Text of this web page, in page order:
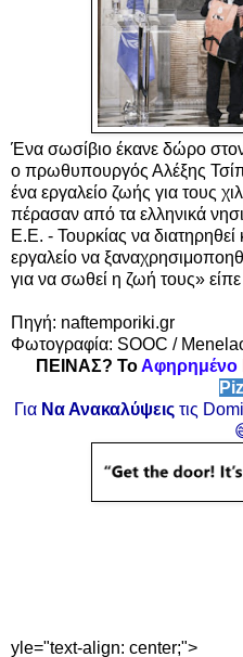
Ένα σωσίβιο έκανε δώρο
ο πρωθυπουργός Αλέξης
ένα εργαλείο ζωής για τους
πέρασαν από τα ελληνικά
Ε.Ε. - Τουρκίας να διατηρηθεί
εργαλείο να
για να σωθεί η ζωή τους»
Πηγή: naftemporiki.gr
Φωτογραφία: SOOC /
ΠΕΙΝΑΣ? ΤοΑφηρημένο
Για Να Ανακαλύψειςτις
yle="text-align: center;">